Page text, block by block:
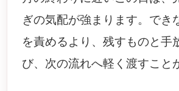
ぎの気配が強まります。でき
を責めるより、残すものと手
び、次の流れへ軽く渡すこと